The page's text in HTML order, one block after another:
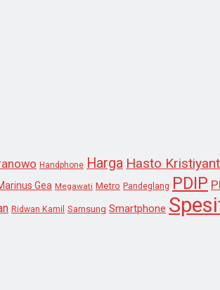
Handphone Harga Hasto
Gea Megawati Metro Pandeglang PDIP
Ridwan Kamil Samsung Smartphone